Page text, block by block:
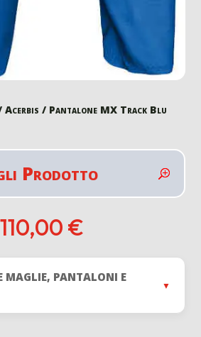
Acerbis / Pantalone MX Track Blu
Prodotto
110,00 €
MAGLIE, PANTALONI E
▼